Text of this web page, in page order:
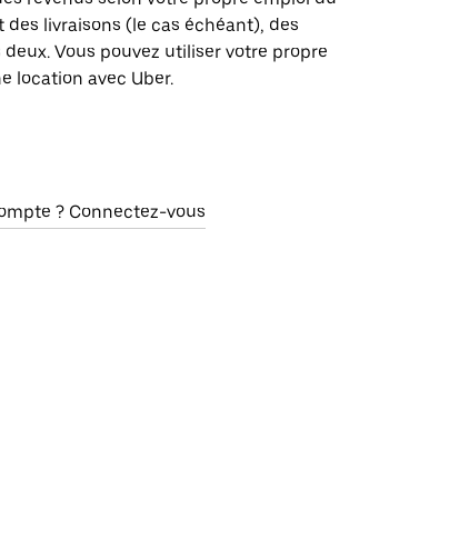
livraisons (le cas échéant), des
Vous pouvez utiliser votre propre
location avec Uber.
? Connectez-vous